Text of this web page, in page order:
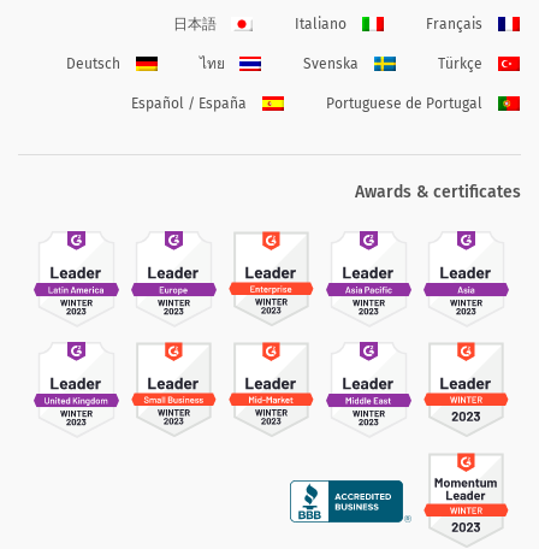
Français
Italiano
日本語
Türkçe
Svenska
ไทย
Deutsch
Portuguese de Portugal
Español / España
Awards & certificates